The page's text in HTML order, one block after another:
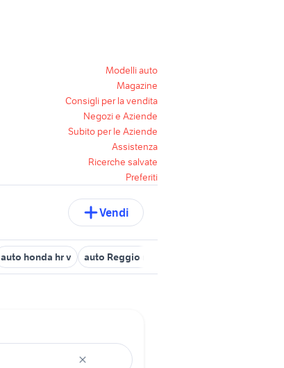
Modelli auto
Magazine
Consigli per la vendita
Negozi e Aziende
Subito per le Aziende
Assistenza
Ricerche salvate
Preferiti
Vendi
auto honda hr v auto Reggio nellEmilia